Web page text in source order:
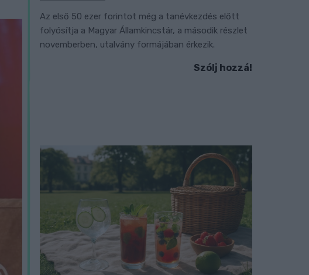
Az első 50 ezer forintot még a tanévkezdés előtt
folyósítja a Magyar Államkincstár, a második részlet
novemberben, utalvány formájában érkezik.
Szólj hozzá!